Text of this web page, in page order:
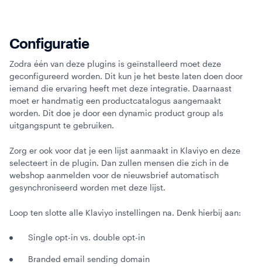
Configuratie
Zodra één van deze plugins is geïnstalleerd moet deze
geconfigureerd worden. Dit kun je het beste laten doen door
iemand die ervaring heeft met deze integratie. Daarnaast
moet er handmatig een productcatalogus aangemaakt
worden. Dit doe je door een dynamic product group als
uitgangspunt te gebruiken.
Zorg er ook voor dat je een lijst aanmaakt in Klaviyo en deze
selecteert in de plugin. Dan zullen mensen die zich in de
webshop aanmelden voor de nieuwsbrief automatisch
gesynchroniseerd worden met deze lijst.
Loop ten slotte alle Klaviyo instellingen na. Denk hierbij aan:
Single opt-in vs. double opt-in
Branded email sending domain